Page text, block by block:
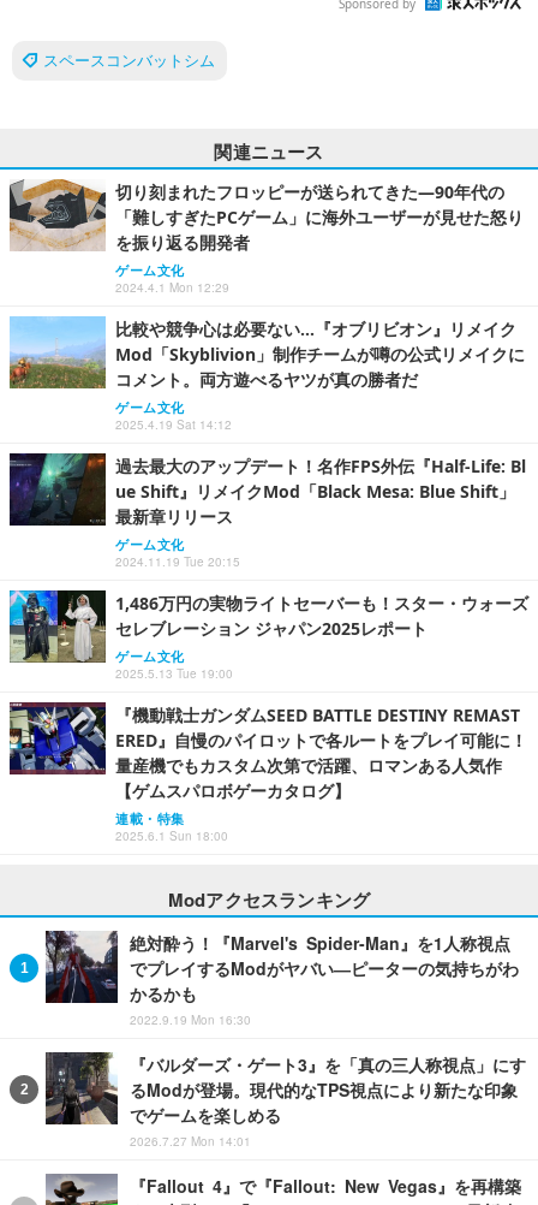
スペースコンバットシム
関連ニュース
切り刻まれたフロッピーが送られてきた―90年代の
「難しすぎたPCゲーム」に海外ユーザーが見せた怒り
を振り返る開発者
ゲーム文化
2024.4.1 Mon 12:29
比較や競争心は必要ない…『オブリビオン』リメイク
Mod「Skyblivion」制作チームが噂の公式リメイクに
コメント。両方遊べるヤツが真の勝者だ
ゲーム文化
2025.4.19 Sat 14:12
過去最大のアップデート！名作FPS外伝『Half-Life: Bl
ue Shift』リメイクMod「Black Mesa: Blue Shift」
最新章リリース
ゲーム文化
2024.11.19 Tue 20:15
1,486万円の実物ライトセーバーも！スター・ウォーズ
セレブレーション ジャパン2025レポート
ゲーム文化
2025.5.13 Tue 19:00
『機動戦士ガンダムSEED BATTLE DESTINY REMAST
ERED』自慢のパイロットで各ルートをプレイ可能に！
量産機でもカスタム次第で活躍、ロマンある人気作
【ゲムスパロボゲーカタログ】
連載・特集
2025.6.1 Sun 18:00
Modアクセスランキング
絶対酔う！『Marvel's Spider-Man』を1人称視点
でプレイするModがヤバい―ピーターの気持ちがわ
かるかも
2022.9.19 Mon 16:30
『バルダーズ・ゲート3』を「真の三人称視点」にす
るModが登場。現代的なTPS視点により新たな印象
でゲームを楽しめる
2026.7.27 Mon 14:01
『Fallout 4』で『Fallout: New Vegas』を再構築